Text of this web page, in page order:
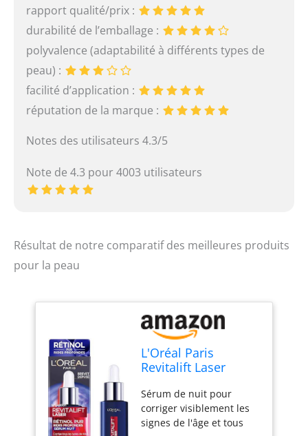
min. le lendemain matin,
Espacer les applications
les premières semaines
(2 fois la 1ère semaine,
Formule puissante
contenant 0,2% de rétinol
oxydantes et enrichie en
hydratants, émollients et
rapport qualité/prix :
durabilité de l’emballage :
polyvalence (adaptabilité à différents types de
peau) :
facilité d’application :
réputation de la marque :
Notes des utilisateurs 4.3/5
Note de 4.3 pour 4003 utilisateurs
Résultat de notre comparatif des meilleures produits
pour la peau
L'Oréal Paris
Revitalift Laser
Anti-Rides 30ml
Sérum de nuit pour
corriger visiblement les
signes de l'âge et tous